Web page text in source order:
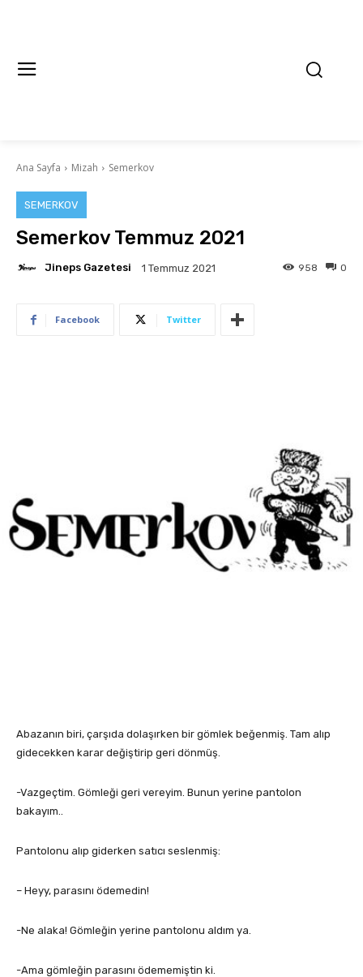
Ana Sayfa Mizah Semerkov
SEMERKOV
Semerkov Temmuz 2021
Jineps Gazetesi 1 Temmuz 2021 0
958
Facebook Twitter
Abazanın biri, çarşıda dolaşırken bir gömlek beğenmiş. Tam alıp
gidecekken karar değiştirip geri dönmüş.
-Vazgeçtim. Gömleği geri vereyim. Bunun yerine pantolon
bakayım..
Pantolonu alıp giderken satıcı seslenmiş:
– Heyy, parasını ödemedin!
-Ne alaka! Gömleğin yerine pantolonu aldım ya.
-Ama gömleğin parasını ödememiştin ki.